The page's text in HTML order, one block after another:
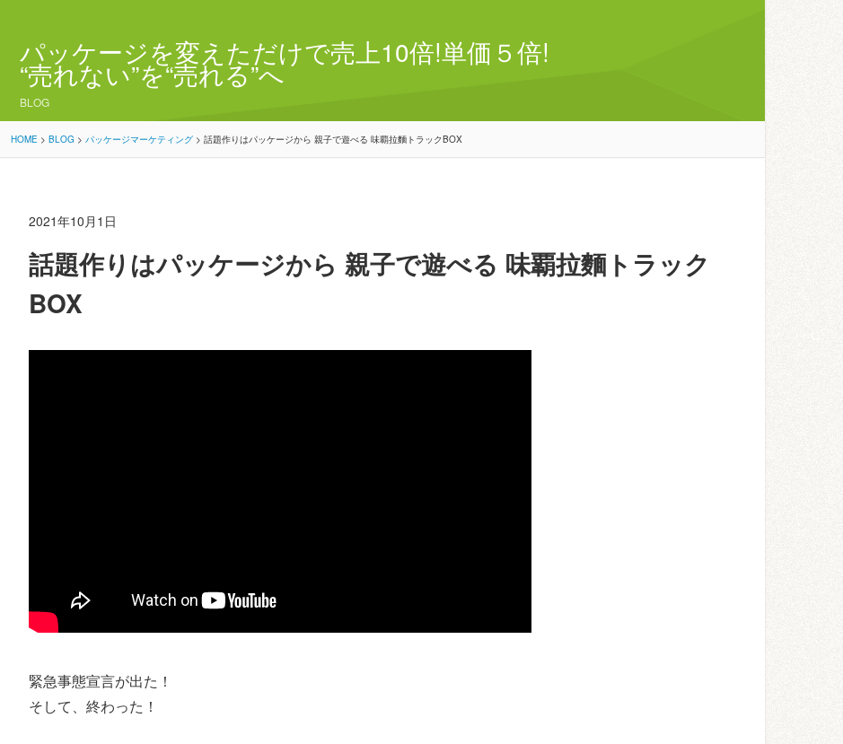
パッケージを変えただけで売上10倍!単価５倍!
“売れない”を“売れる”へ
BLOG
HOME > BLOG > パッケージマーケティング > 話題作りはパッケージから 親子で遊べる 味覇拉麵トラックBOX
2021年10月1日
話題作りはパッケージから 親子で遊べる 味覇拉麵トラック
BOX
緊急事態宣言が出た！
そして、終わった！